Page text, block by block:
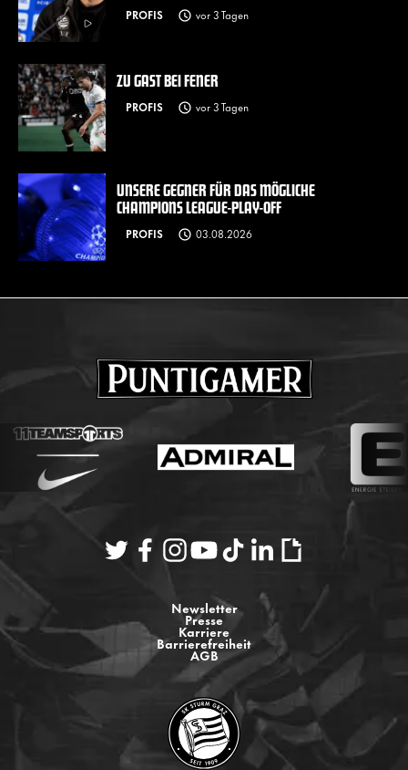
PROFIS vor 3 Tagen
ZU GAST BEI FENER
PROFIS vor 3 Tagen
UNSERE GEGNER FÜR DAS MÖGLICHE
CHAMPIONS LEAGUE-PLAY-OFF
PROFIS 03.08.2026
Newsletter
Presse
Karriere
Barrierefreiheit
AGB